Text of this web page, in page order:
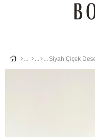
Siyah Çiçek